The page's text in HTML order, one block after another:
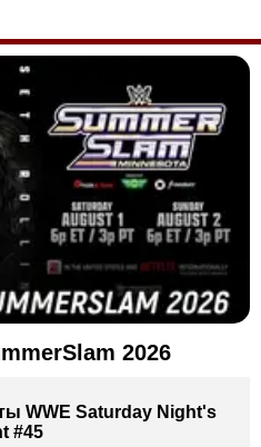
2026
WWE Saturday Night's
#45